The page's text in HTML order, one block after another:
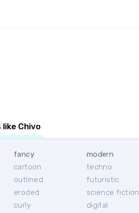
like Chivo
fancy
cartoon
outlined
eroded
curly
modern
techno
futuristic
science fiction
digital